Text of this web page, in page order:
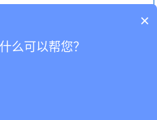
烤面包机FBA头程
博供应链有限公司
×
么可以帮您？